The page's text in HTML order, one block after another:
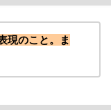
現のこと。ま